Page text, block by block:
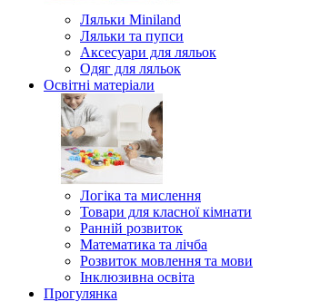
Ляльки Miniland
Ляльки та пупси
Аксесуари для ляльок
Одяг для ляльок
Освітні матеріали
Логіка та мислення
Товари для класної кімнати
Ранній розвиток
Математика та лічба
Розвиток мовлення та мови
Інклюзивна освіта
Прогулянка